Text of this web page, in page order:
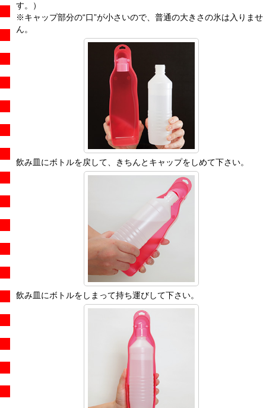
す。）
※キャップ部分の“口”が小さいので、普通の大きさの氷は入りませ
ん。
飲み皿にボトルを戻して、きちんとキャップをしめて下さい。
飲み皿にボトルをしまって持ち運びして下さい。